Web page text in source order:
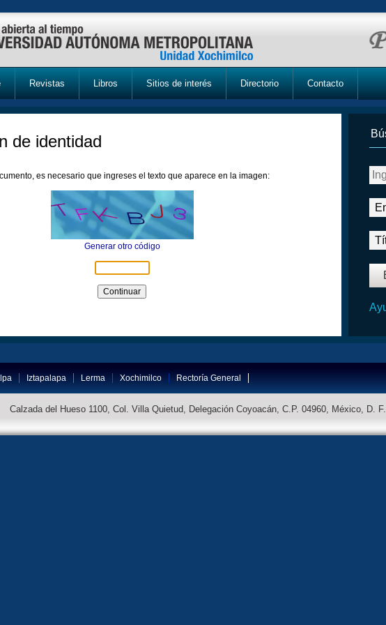
Revistas Libros Sitios de interés Directorio Contacto
de identidad
es necesario que ingreses el texto que aparece en la imagen:
Generar otro código
Iztapalapa Lerma Xochimilco Rectoría General
Calzada del Hueso 1100, Col. Villa Quietud, Delegación Coyoacán, C.P. 04960, México, D.